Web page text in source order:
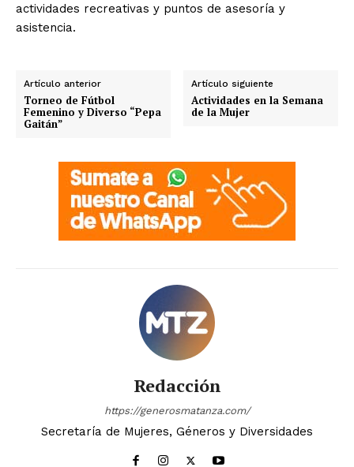
actividades recreativas y puntos de asesoría y
asistencia.
Artículo anterior
Torneo de Fútbol
Femenino y Diverso “Pepa
Gaitán”
Artículo siguiente
Actividades en la Semana
de la Mujer
Redacción
https://generosmatanza.com/
Secretaría de Mujeres, Géneros y Diversidades